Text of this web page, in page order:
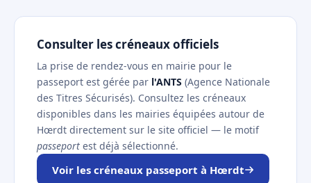
Consulter les créneaux officiels
La prise de rendez-vous en mairie pour le
passeport est gérée par l'ANTS (Agence Nationale
des Titres Sécurisés). Consultez les créneaux
disponibles dans les mairies équipées autour de
Hœrdt directement sur le site officiel — le motif
passeport est déjà sélectionné.
Voir les créneaux passeport à Hœrdt